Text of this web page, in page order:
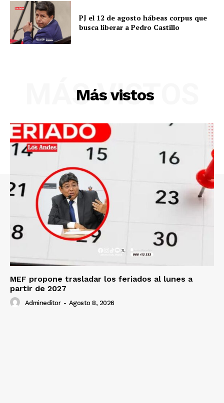
Diario los Andes
Nosotros
Contacto
Prensa
PJ el 12 de agosto hábeas corpus que
busca liberar a Pedro Castillo
Más vistos
MÁS VISTOS
MEF propone trasladar los feriados al lunes a
partir de 2027
Admineditor - Agosto 8, 2026